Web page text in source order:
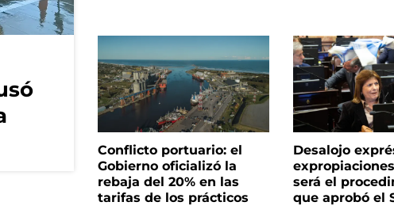
Conflicto portuario: el
Gobierno oficializó la
rebaja del 20% en las
tarifas de los prácticos
Desalojo
será el
que aprobó el